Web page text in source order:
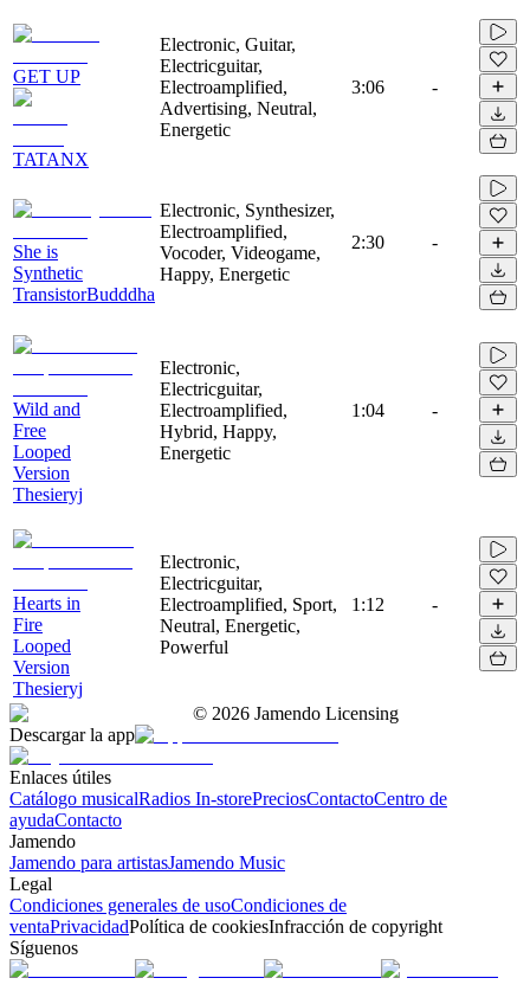
GET UP
TATANX
Electronic, Guitar,
Electricguitar,
Electroamplified,
Advertising, Neutral,
Energetic
3:06 -
She is
Synthetic
TransistorBudddha
Electronic, Synthesizer,
Electroamplified,
Vocoder, Videogame,
Happy, Energetic
2:30 -
Wild and
Free
Looped
Version
Thesieryj
Electronic,
Electricguitar,
Electroamplified,
Hybrid, Happy,
Energetic
1:04 -
Hearts in
Fire
Looped
Version
Thesieryj
Electronic,
Electricguitar,
Electroamplified, Sport,
Neutral, Energetic,
Powerful
1:12 -
© 2026 Jamendo Licensing
Descargar la app
Enlaces útiles
Catálogo musicalRadios In-storePreciosContactoCentro de
ayudaContacto
Jamendo
Jamendo para artistasJamendo Music
Legal
Condiciones generales de usoCondiciones de
ventaPrivacidadPolítica de cookiesInfracción de copyright
Síguenos